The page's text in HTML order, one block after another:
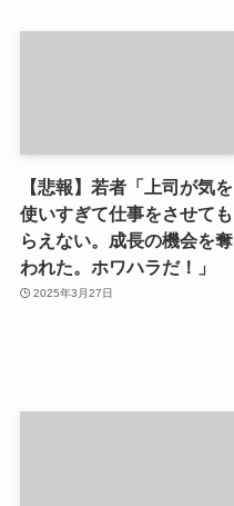
【悲報】若者「上司が気を
使いすぎて仕事をさせても
らえない。成長の機会を奪
われた。ホワハラだ！」
2025年3月27日